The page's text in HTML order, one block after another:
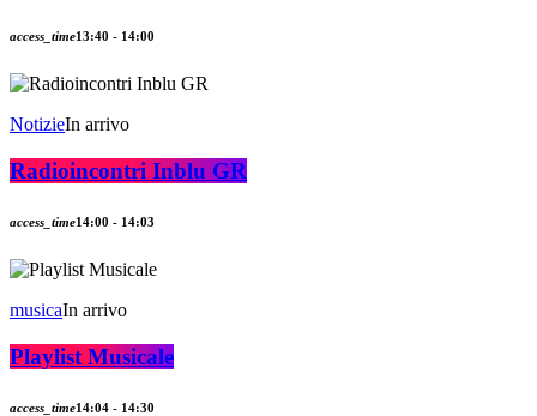
access_time13:40 - 14:00
NotizieIn arrivo
Radioincontri Inblu GR
access_time14:00 - 14:03
musicaIn arrivo
Playlist Musicale
access_time14:04 - 14:30